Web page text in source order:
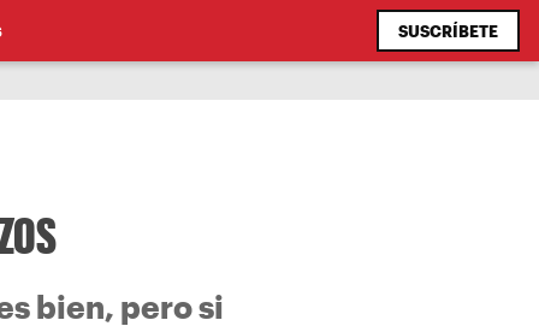
SUSCRÍBETE
bien, pero si